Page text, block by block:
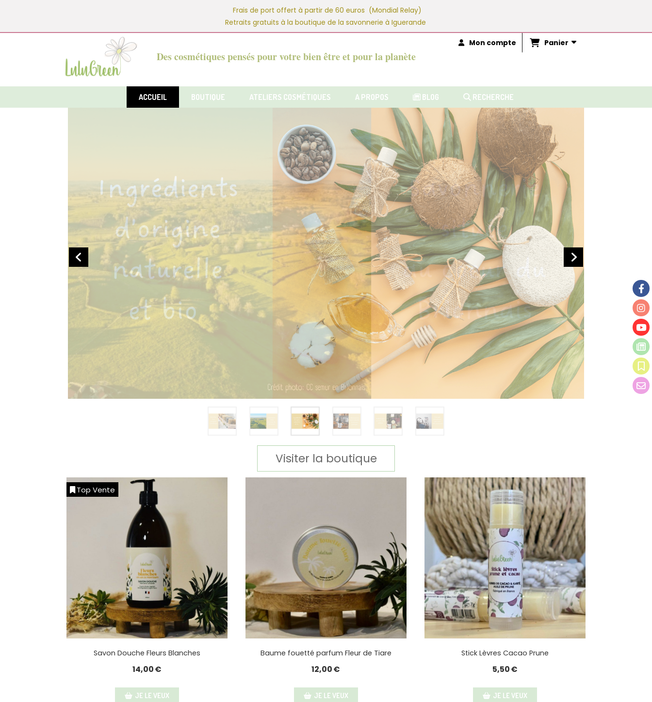
Frais de port offert à partir de 60 euros (Mondial Relay)
Retraits gratuits à la boutique de la savonnerie à Iguerande
Des cosmétiques pensés pour votre bien être et pour la planète
Mon compte Panier
ACCUEIL BOUTIQUE ATELIERS COSMÉTIQUES A PROPOS BLOG RECHERCHE
VOIR PLUS
Visiter la boutique
Savon Douche Fleurs Blanches
14,00€
JE LE VEUX
Top Vente
Baume fouetté parfum Fleur de Tiare
12,00€
JE LE VEUX
Stick Lèvres Cacao Prune
5,50€
JE LE VEUX